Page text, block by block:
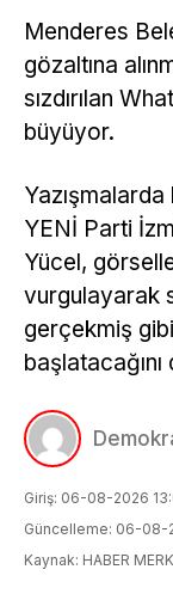
Menderes
gözaltına
sızdırılan
büyüyor.
Yazışmalarda
YENİ Parti
Yücel,
vurgulayarak
gerçekmiş
başlatacağını
Giriş: 06-08-2026
Güncelleme: 06-08-
Kaynak: HABER